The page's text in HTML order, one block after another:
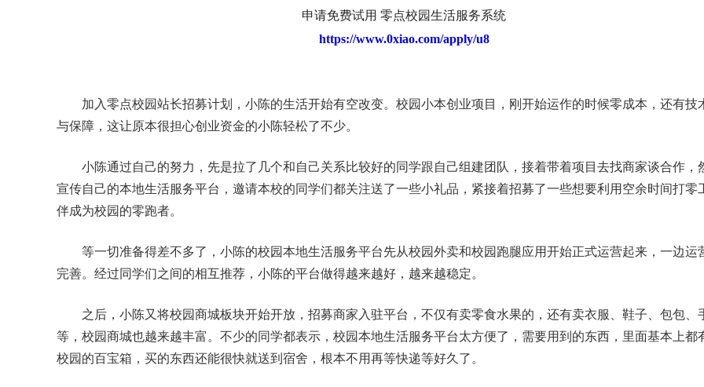
申请免费试用 零点校园生活服务系统
https://www.0xiao.com/apply/u8
加入零点校园站长招募计划，小陈的生活开始有空改变。校园小本创业项目，刚开始运作的时候零成本，还有技
与保障，这让原本很担心创业资金的小陈轻松了不少。
小陈通过自己的努力，先是拉了几个和自己关系比较好的同学跟自己组建团队，接着带着项目去找商家谈合作，
宣传自己的本地生活服务平台，邀请本校的同学们都关注送了一些小礼品，紧接着招募了一些想要利用空余时间打零
伴成为校园的零跑者。
等一切准备得差不多了，小陈的校园本地生活服务平台先从校园外卖和校园跑腿应用开始正式运营起来，一边运
完善。经过同学们之间的相互推荐，小陈的平台做得越来越好，越来越稳定。
之后，小陈又将校园商城板块开始开放，招募商家入驻平台，不仅有卖零食水果的，还有卖衣服、鞋子、包包、
等，校园商城也越来越丰富。不少的同学都表示，校园本地生活服务平台太方便了，需要用到的东西，里面基本上都
校园的百宝箱，买的东西还能很快就送到宿舍，根本不用再等快递等好久了。